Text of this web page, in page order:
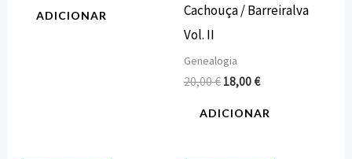
ADICIONAR
Cachouça / Barreiralva
Vol. II
Genealogia
20,00€ 18,00€
ADICIONAR